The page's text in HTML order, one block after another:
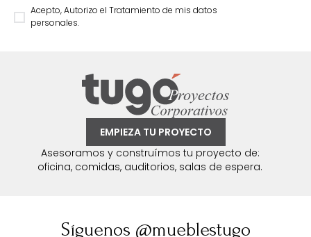
Acepto, Autorizo el Tratamiento de mis datos
personales.
EMPIEZA TU PROYECTO
Asesoramos y construímos tu proyecto de:
oficina, comidas, auditorios, salas de espera.
Síguenos @mueblestugo